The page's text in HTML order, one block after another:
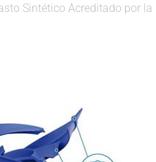
Sintético Acreditado por la